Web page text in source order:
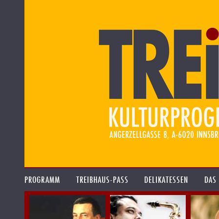
PROGRAMM TREIBHAUS-PASS DELIKATESSEN